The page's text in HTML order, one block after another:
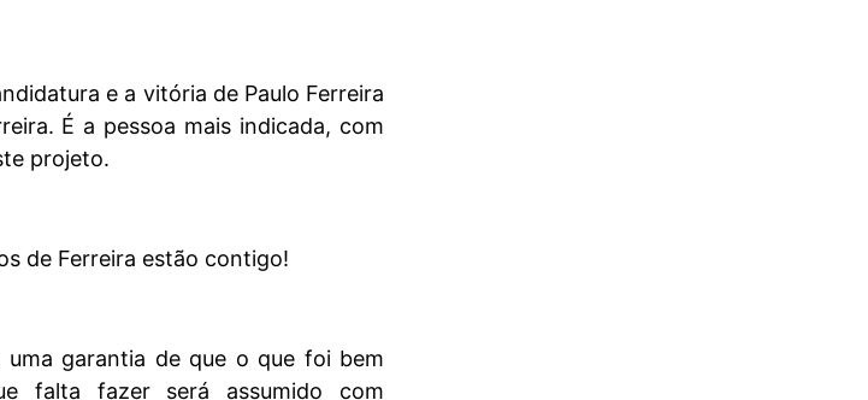
e a vitória de Paulo Ferreira
É a pessoa mais indicada, com
projeto.
de Ferreira estão contigo!
garantia de que o que foi bem
falta fazer será assumido com